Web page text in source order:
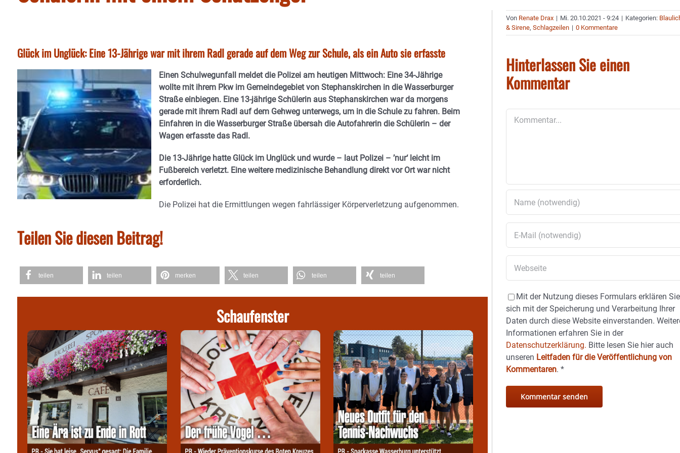
Glück im Unglück: Eine 13-Jährige war mit ihrem Radl gerade auf dem Weg zur Schule, als ein Auto sie erfasste
Einen Schulwegunfall meldet die Polizei am heutigen Mittwoch: Eine 34-Jährige
wollte mit ihrem Pkw im Gemeindegebiet von Stephanskirchen in die Wasserburger
Straße einbiegen. Eine 13-jährige Schülerin aus Stephanskirchen war da morgens
gerade mit ihrem Radl auf dem Gehweg unterwegs, um in die Schule zu fahren. Beim
Einfahren in die Wasserburger Straße übersah die Autofahrerin die Schülerin – der
Wagen erfasste das Radl.
Die 13-Jährige hatte Glück im Unglück und wurde – laut Polizei – ’nur‘ leicht im
Fußbereich verletzt. Eine weitere medizinische Behandlung direkt vor Ort war nicht
erforderlich.
Die Polizei hat die Ermittlungen wegen fahrlässiger Körperverletzung aufgenommen.
Teilen Sie diesen Beitrag!
teilen teilen merken teilen teilen teilen
Schaufenster
Von Renate Drax | Mi. 20.10.2021 - 9:24 | Kategorien:
& Sirene,Schlagzeilen | 0 Kommentare
Hinterlassen Sie einen
Kommentar
Mit der Nutzung dieses Formulars erklären Sie
sich mit der Speicherung und Verarbeitung Ihrer
Daten durch diese Website einverstanden.
Informationen erfahren Sie in der
Datenschutzerklärung. Bitte lesen Sie hier auch
unseren Leitfaden für die Veröffentlichung von
Kommentaren.*